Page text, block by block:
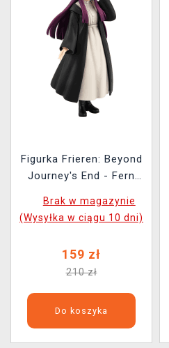
Figurka Frieren: Beyond
Journey's End - Fern
Brak w magazynie
(Wysyłka w ciągu 10 dni)
159 zł
210 zł
Do koszyka